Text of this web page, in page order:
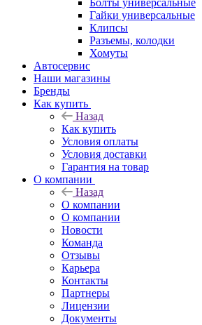
Болты универсальные
Гайки универсальные
Клипсы
Разъемы, колодки
Хомуты
Автосервис
Наши магазины
Бренды
Как купить
Назад
Как купить
Условия оплаты
Условия доставки
Гарантия на товар
О компании
Назад
О компании
О компании
Новости
Команда
Отзывы
Карьера
Контакты
Партнеры
Лицензии
Документы